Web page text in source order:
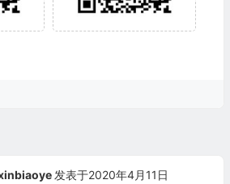
发表于2020年4月11日